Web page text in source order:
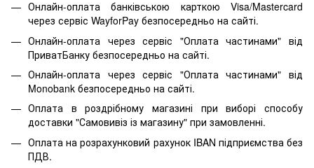
Онлайн-оплата банківською карткою Visa/Mastercard
через сервіс WayforPay безпосередньо на сайті.
Онлайн-оплата через сервіс "Оплата частинами" від
ПриватБанку безпосередньо на сайті.
Онлайн-оплата через сервіс "Оплата частинами" від
Monobank безпосередньо на сайті.
Оплата в роздрібному магазині при виборі способу
доставки "Самовивіз із магазину" при замовленні.
Оплата на розрахунковий рахунок IBAN підприємства без
ПДВ.